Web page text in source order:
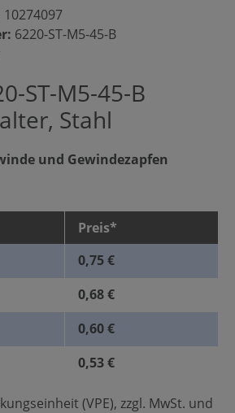
10274097
6220-ST-M5-45-B
ST-M5-45-B
Stahl
und Gewindezapfen
Preis*
0,75 €
0,68 €
0,60 €
0,53 €
(VPE), zzgl. MwSt. und